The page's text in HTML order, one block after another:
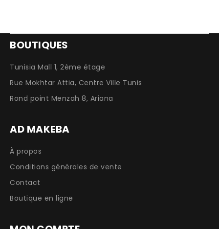
BOUTIQUES
Tunisia Mall 1, 2ème étage
Rue Mokhtar Attia, Centre Ville Tunis
Rond point Menzah 8, Ariana
AD MAKEBA
À propos
Conditions générales de vente
Contact
Boutique en ligne